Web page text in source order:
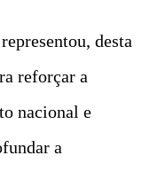
desta
reforçar a
nacional e
a